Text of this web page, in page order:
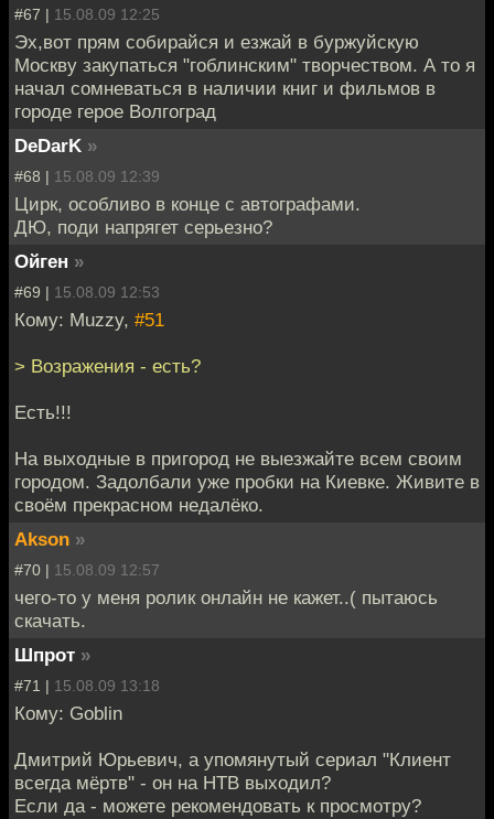
#67 | 15.08.09 12:25
Эх,вот прям собирайся и езжай в буржуйскую
Москву закупаться "гоблинским" творчеством. А то я
начал сомневаться в наличии книг и фильмов в
городе герое Волгоград
DeDarK »
#68 | 15.08.09 12:39
Цирк, особливо в конце с автографами.
ДЮ, поди напрягет серьезно?
Ойген »
#69 | 15.08.09 12:53
Кому: Muzzy, #51
> Возражения - есть?
Есть!!!
На выходные в пригород не выезжайте всем своим
городом. Задолбали уже пробки на Киевке. Живите в
своём прекрасном недалёко.
Akson »
#70 | 15.08.09 12:57
чего-то у меня ролик онлайн не кажет..( пытаюсь
скачать.
Шпрот »
#71 | 15.08.09 13:18
Кому: Goblin
Дмитрий Юрьевич, а упомянутый сериал "Клиент
всегда мёртв" - он на НТВ выходил?
Если да - можете рекомендовать к просмотру?